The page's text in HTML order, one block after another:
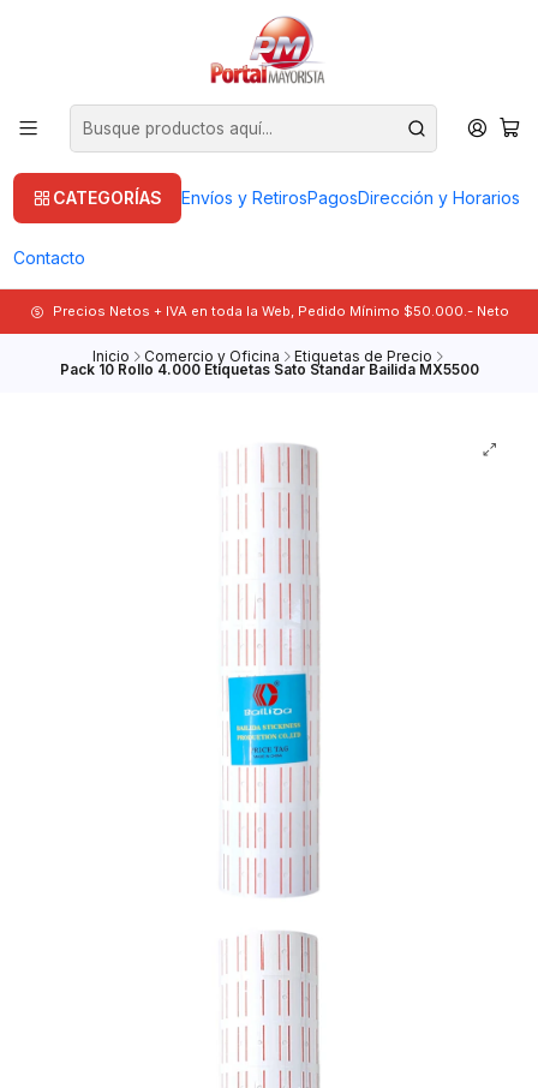
CATEGORÍAS Envíos y RetirosPagosDirección y Horarios
Contacto
Precios Netos + IVA en toda la Web, Pedido Mínimo $50.000.- Neto
Inicio Comercio y Oficina Etiquetas de Precio
Pack 10 Rollo 4.000 Etiquetas Sato Standar Bailida MX5500